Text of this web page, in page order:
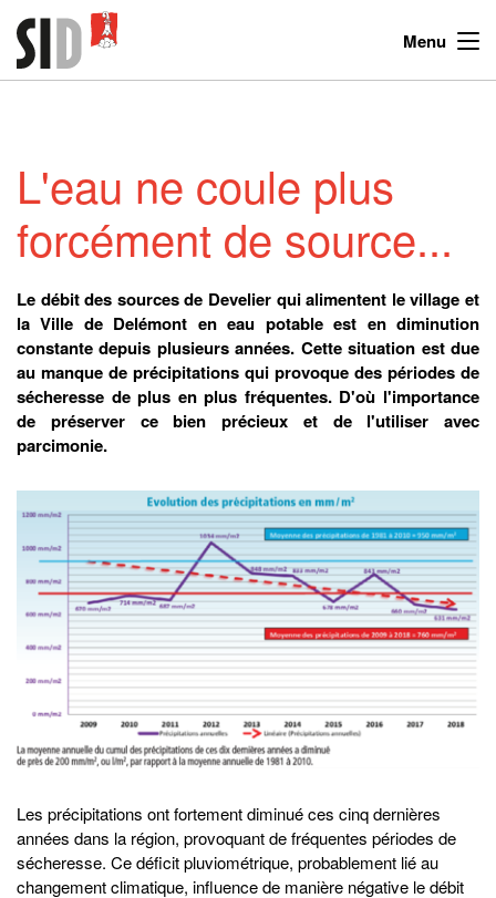
Menu
L'eau ne coule plus
forcément de source...
Le débit des sources de Develier qui alimentent le village et
la Ville de Delémont en eau potable est en diminution
constante depuis plusieurs années. Cette situation est due
au manque de précipitations qui provoque des périodes de
sécheresse de plus en plus fréquentes. D'où l'importance
de préserver ce bien précieux et de l'utiliser avec
parcimonie.
Les précipitations ont fortement diminué ces cinq dernières
années dans la région, provoquant de fréquentes périodes de
sécheresse. Ce déficit pluviométrique, probablement lié au
changement climatique, influence de manière négative le débit